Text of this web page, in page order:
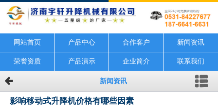
网站首页 产品中心 合作客户 新闻资讯
荣誉资质 产品演示 企业简介 联系我们
新闻资讯
影响移动式升降机价格有哪些因素